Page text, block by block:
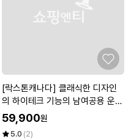
[락스톤캐나다] 클래식한 디자인
의 하이테크 기능의 남여공용 운동
화 스트라바
59,900원
5.0 (2)